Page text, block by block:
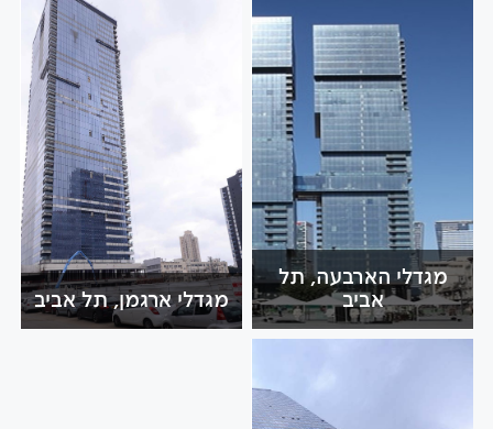
מגדלי הארבעה, תל
אביב
מגדלי ארגמן, תל אביב